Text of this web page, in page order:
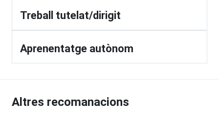
Treball tutelat/dirigit
Aprenentatge autònom
Altres recomanacions